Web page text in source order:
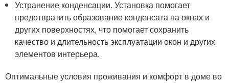
Устранение конденсации. Установка помогает
предотвратить образование конденсата на окнах и
других поверхностях, что помогает сохранить
качество и длительность эксплуатации окон и других
элементов интерьера.
Оптимальные условия проживания и комфорт в доме во